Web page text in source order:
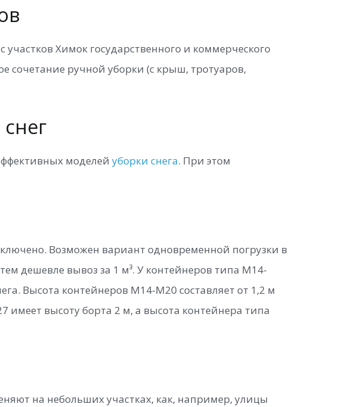
Химок государственного и коммерческого
сочетание ручной уборки (с крыш, тротуаров,
моделей уборки снега. При этом
Возможен вариант одновременной погрузки в
дешевле вывоз за 1 м³. У контейнеров типа М14-
Высота контейнеров М14-М20 составляет от 1,2 м
имеет высоту борта 2 м, а высота контейнера типа
на небольших участках, как, например, улицы